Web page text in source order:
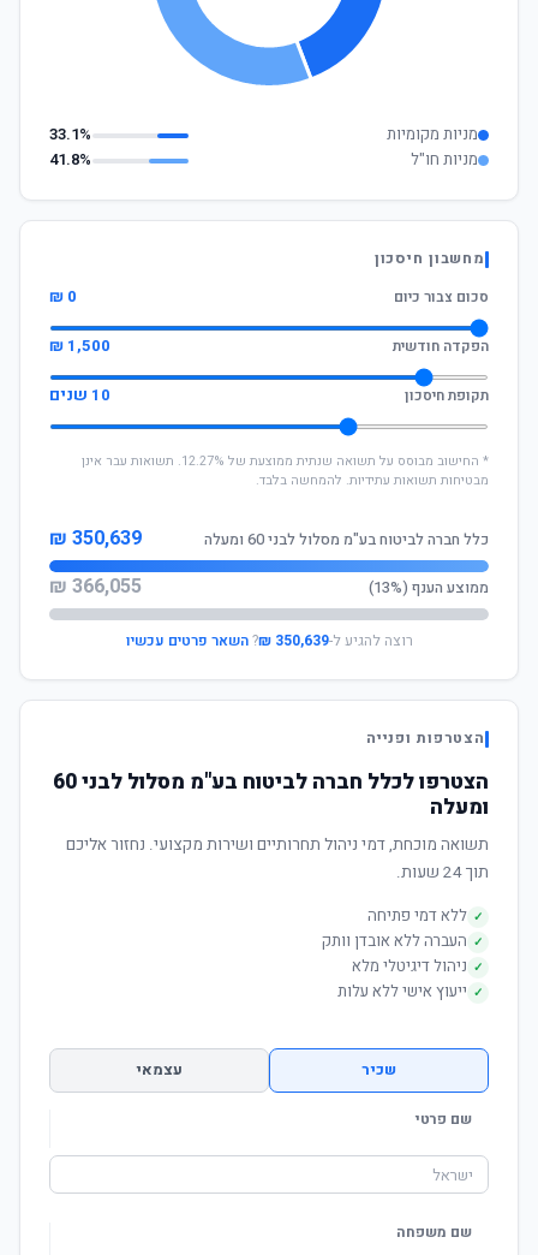
מניות מקומיות
33.1%
מניות חו"ל
41.8%
מחשבון חיסכון
סכום צבור כיום
0 ₪
הפקדה חודשית 1,500 ₪
תקופת חיסכון 10 שנים
* החישוב מבוסס על תשואה שנתית ממוצעת של 12.27%. תשואות עבר אינן
מבטיחות תשואות עתידיות. להמחשה בלבד.
כלל חברה לביטוח בע"מ מסלול לבני 60 ומעלה 350,639 ₪
ממוצע הענף (13%) 366,055 ₪
רוצה להגיע ל-350,639 ₪
?השאר פרטים עכשיו
הצטרפות ופנייה
הצטרפו לכלל חברה לביטוח בע"מ מסלול לבני 60
ומעלה
תשואה מוכחת, דמי ניהול תחרותיים ושירות מקצועי. נחזור אליכם
תוך 24 שעות.
✓ ללא דמי פתיחה
✓ העברה ללא אובדן וותק
✓ ניהול דיגיטלי מלא
✓ ייעוץ אישי ללא עלות
שכיר עצמאי
שם פרטי
שם משפחה